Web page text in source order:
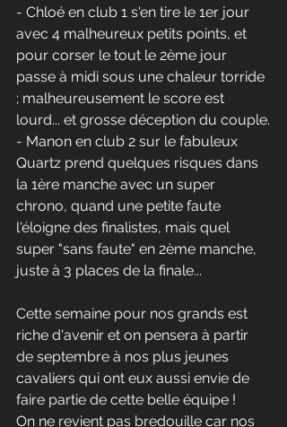
- Chloé en club 1 s'en tire le 1er jour
avec 4 malheureux petits points, et
pour corser le tout le 2ème jour
passe à midi sous une chaleur torride
; malheureusement le score est
lourd... et grosse déception du couple.
- Manon en club 2 sur le fabuleux
Quartz prend quelques risques dans
la 1ère manche avec un super
chrono, quand une petite faute
l'éloigne des finalistes, mais quel
super "sans faute" en 2ème manche,
juste à 3 places de la finale...
Cette semaine pour nos grands est
riche d'avenir et on pensera à partir
de septembre à nos plus jeunes
cavaliers qui ont eux aussi envie de
faire partie de cette belle équipe !
On ne revient pas bredouille car nos